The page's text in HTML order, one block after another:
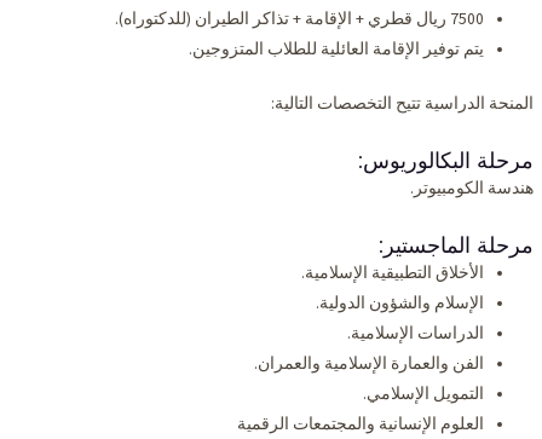
7500 ريال قطري + الإقامة + تذاكر الطيران (للدكتوراه).
يتم توفير الإقامة العائلية للطلاب المتزوجين.
المنحة الدراسية تتيح التخصصات التالية:
مرحلة البكالوريوس:
هندسة الكومبيوتر.
مرحلة الماجستير:
الأخلاق التطبيقية الإسلامية.
الإسلام والشؤون الدولية.
الدراسات الإسلامية.
الفن والعمارة الإسلامية والعمران.
التمويل الإسلامي.
العلوم الإنسانية والمجتمعات الرقمية